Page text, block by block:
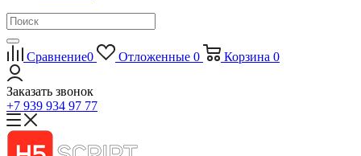
Сравнение0 Отложенные 0 Корзина 0
Заказать звонок
+7 939 934 97 77